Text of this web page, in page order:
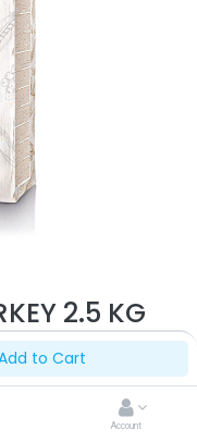
to Cart
Account
2.5 KG